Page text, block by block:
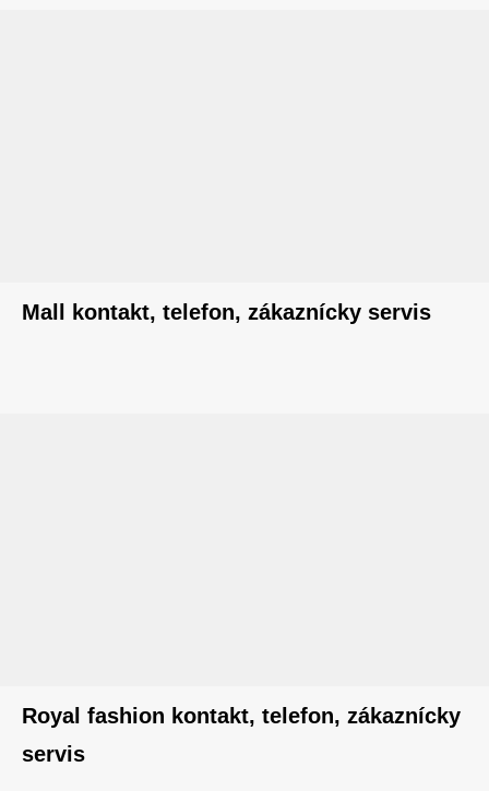
Mall kontakt, telefon, zákaznícky servis
Royal fashion kontakt, telefon, zákaznícky
servis